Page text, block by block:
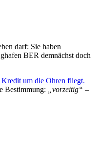
darf: Sie haben
BER demnächst doch
Kredit um die Ohren fliegt.
Bestimmung:
„vorzeitig“ –